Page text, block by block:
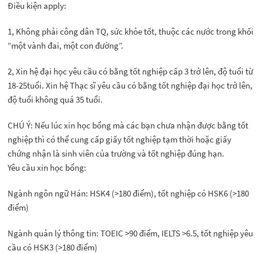
Điều kiện apply:
1, Không phải công dân TQ, sức khỏe tốt, thuộc các nước trong khối
“một vành đai, một con đường”.
2, Xin hệ đại học yêu cầu có bằng tốt nghiệp cấp 3 trở lên, độ tuổi từ
18-25tuổi. Xin hệ Thạc sĩ yêu cầu có bằng tốt nghiệp đại học trở lên,
độ tuổi không quá 35 tuổi.
CHÚ Ý: Nếu lúc xin học bổng mà các bạn chưa nhận được bằng tốt
nghiệp thì có thể cung cấp giấy tốt nghiệp tạm thời hoặc giấy
chứng nhận là sinh viên của trường và tốt nghiệp đúng hạn.
Yêu cầu xin học bổng:
Ngành ngôn ngữ Hán: HSK4 (>180 điểm), tốt nghiệp có HSK6 (>180
điểm)
Ngành quản lý thông tin: TOEIC >90 điểm, IELTS >6.5, tốt nghiệp yêu
cầu có HSK3 (>180 điểm)